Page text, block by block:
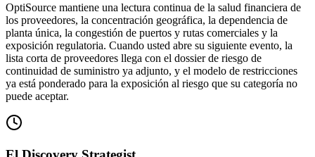
OptiSource mantiene una lectura continua de la salud financiera de
los proveedores, la concentración geográfica, la dependencia de
planta única, la congestión de puertos y rutas comerciales y la
exposición regulatoria. Cuando usted abre su siguiente evento, la
lista corta de proveedores llega con el dossier de riesgo de
continuidad de suministro ya adjunto, y el modelo de restricciones
ya está ponderado para la exposición al riesgo que su categoría no
puede aceptar.